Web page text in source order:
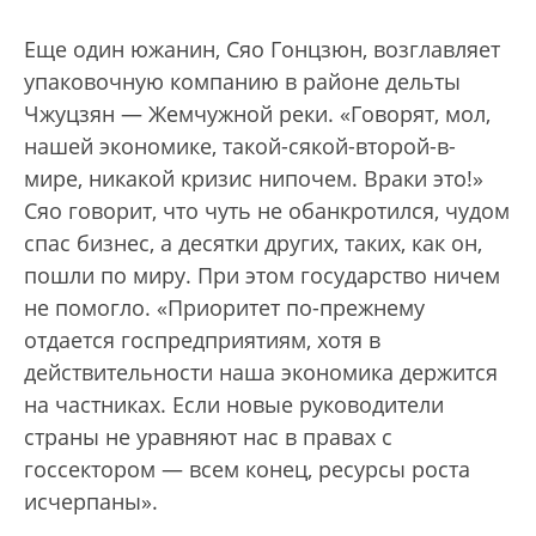
Еще один южанин, Сяо Гонцзюн, возглавляет
упаковочную компанию в районе дельты
Чжуцзян — Жемчужной реки. «Говорят, мол,
нашей экономике, такой-сякой-второй-в-
мире, никакой кризис нипочем. Враки это!»
Сяо говорит, что чуть не обанкротился, чудом
спас бизнес, а десятки других, таких, как он,
пошли по миру. При этом государство ничем
не помогло. «Приоритет по-прежнему
отдается госпредприятиям, хотя в
действительности наша экономика держится
на частниках. Если новые руководители
страны не уравняют нас в правах с
госсектором — всем конец, ресурсы роста
исчерпаны».